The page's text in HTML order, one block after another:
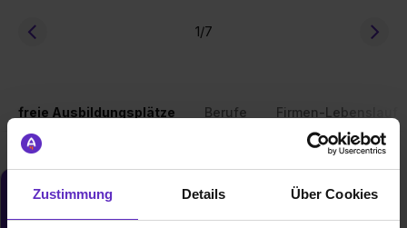
Zustimmung Details Über Cookies
1/7
freie Ausbildungsplätze Berufe Firmen-Lebenslauf
Du möchtest neue Stellen automatisch
zugeschickt bekommen?